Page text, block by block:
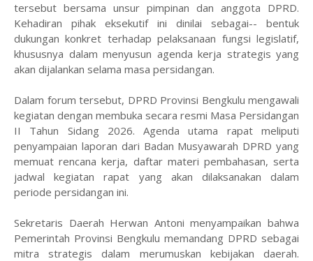
tersebut bersama unsur pimpinan dan anggota DPRD.
Kehadiran pihak eksekutif ini dinilai sebagai-- bentuk
dukungan konkret terhadap pelaksanaan fungsi legislatif,
khususnya dalam menyusun agenda kerja strategis yang
akan dijalankan selama masa persidangan.
Dalam forum tersebut, DPRD Provinsi Bengkulu mengawali
kegiatan dengan membuka secara resmi Masa Persidangan
II Tahun Sidang 2026. Agenda utama rapat meliputi
penyampaian laporan dari Badan Musyawarah DPRD yang
memuat rencana kerja, daftar materi pembahasan, serta
jadwal kegiatan rapat yang akan dilaksanakan dalam
periode persidangan ini.
Sekretaris Daerah Herwan Antoni menyampaikan bahwa
Pemerintah Provinsi Bengkulu memandang DPRD sebagai
mitra strategis dalam merumuskan kebijakan daerah.